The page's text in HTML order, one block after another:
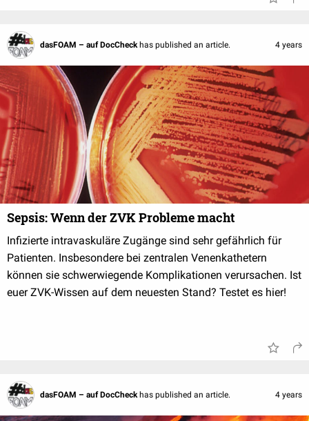
dasFOAM – auf DocCheck has published an article. 4 years
Sepsis: Wenn der ZVK Probleme macht
Infizierte intravaskuläre Zugänge sind sehr gefährlich für
Patienten. Insbesondere bei zentralen Venenkathetern
können sie schwerwiegende Komplikationen verursachen. Ist
euer ZVK-Wissen auf dem neuesten Stand? Testet es hier!
dasFOAM – auf DocCheck has published an article. 4 years